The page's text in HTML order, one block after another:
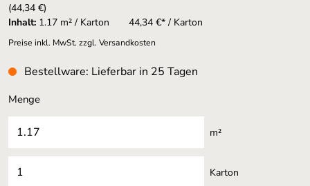
(44,34 €)
Inhalt: 1.17 m² / Karton 44,34 €* / Karton
Preise inkl. MwSt. zzgl. Versandkosten
Bestellware: Lieferbar in 25 Tagen
Menge
m²
Karton